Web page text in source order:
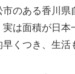
市のある香川県
実は面積が日本
くつき、生活